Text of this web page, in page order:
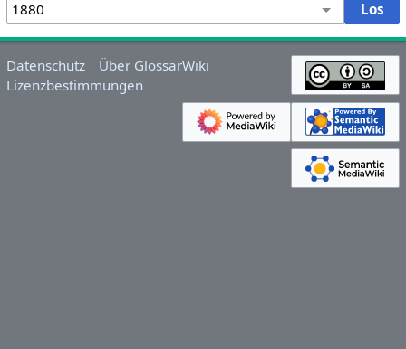
Datenschutz
Über GlossarWiki
Lizenzbestimmungen